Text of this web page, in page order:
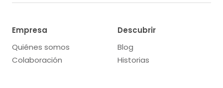
Empresa
Quiénes somos
Colaboración
Descubrir
Blog
Historias